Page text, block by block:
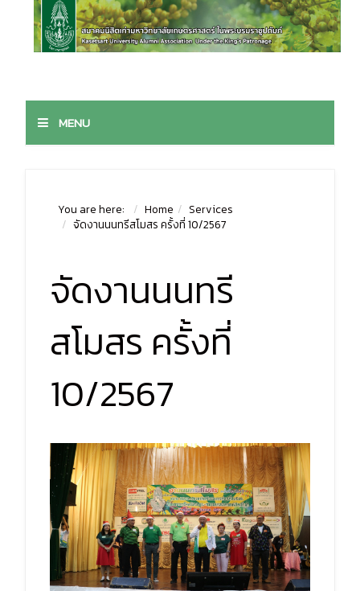
MENU
You are here: Home
Services
จัดงานนนทรีสโมสร ครั้งที่ 10/2567
จัดงานนนทรี
สโมสร ครั้งที่
10/2567